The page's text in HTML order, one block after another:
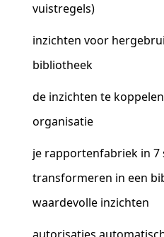
vuistregels)
inzichten voor
bibliotheek
de inzichten te
organisatie
je rapportenfabriek in 7
transformeren in een
waardevolle inzichten